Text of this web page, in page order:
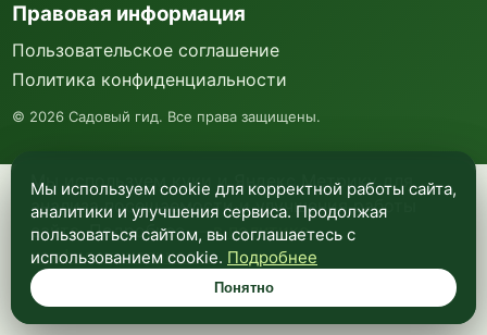
Мы используем куки и Яндекс Метрику для
анализа посещаемости и улучшения работы
сайта. Подробнее —в политике
конфиденциальности.
Понятно
Правовая информация
Пользовательское соглашение
Политика конфиденциальности
© 2026 Садовый гид. Все права защищены.
Мы используем cookie для корректной работы сайта,
аналитики и улучшения сервиса. Продолжая
пользоваться сайтом, вы соглашаетесь с
использованием cookie. Подробнее
Понятно